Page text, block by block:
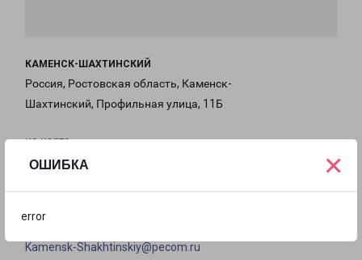
ОШИБКА
error
×
КАМЕНСК-ШАХТИНСКИЙ
Россия, Ростовская область, Каменск-
Шахтинский, Профильная улица, 11Б
на карте
+7(86365) 2-24-99
Kamensk-Shakhtinskiy@pecom.ru